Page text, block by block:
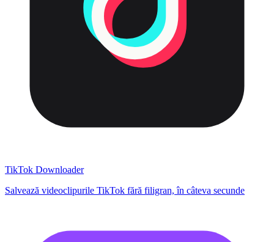
TikTok Downloader
Salvează videoclipurile TikTok fără filigran, în câteva secunde